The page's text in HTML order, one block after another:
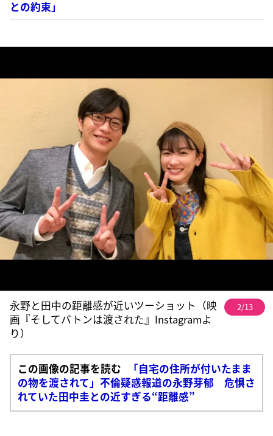
との約束」
永野と田中の距離感が近いツーショット（映
画『そしてバトンは渡された』Instagramよ
り）
2/13
この画像の記事を読む
「自宅の住所が付いたまま
の物を渡されて」不倫疑惑報道の永野芽郁 危惧さ
れていた田中圭との近すぎる“距離感”